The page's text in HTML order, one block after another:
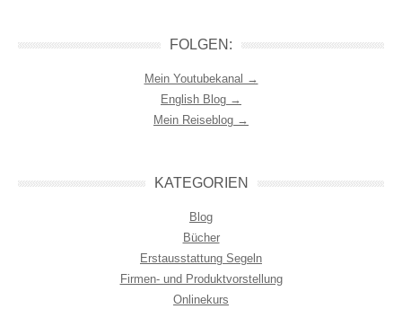
FOLGEN:
Mein Youtubekanal →
English Blog →
Mein Reiseblog →
KATEGORIEN
Blog
Bücher
Erstausstattung Segeln
Firmen- und Produktvorstellung
Onlinekurs